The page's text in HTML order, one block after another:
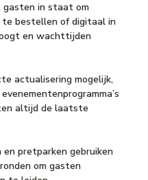
gasten in staat om
bestellen of digitaal in
en wachttijden
actualisering mogelijk,
altijd de laatste
pretparken gebruiken
om gasten